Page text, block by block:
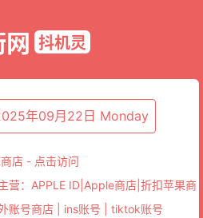
抖机灵
年09月22日 Monday
店 - 点击访问
营：APPLE ID|Apple商店|折扣苹果商
账号商店 | ins账号 | tiktok账号